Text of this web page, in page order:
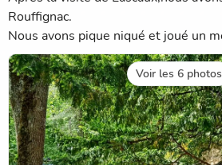
Rouffignac.
Nous avons pique niqué et joué un
Voir les 6 photos